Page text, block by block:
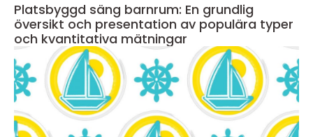
Platsbyggd säng barnrum: En grundlig
översikt och presentation av populära typer
och kvantitativa mätningar